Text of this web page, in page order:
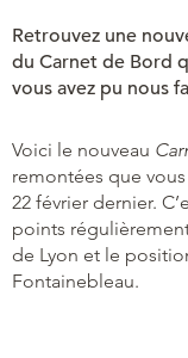
Retrouvez une
du Carnet de Bord
vous avez pu nous
Voici le nouveau
remontées que
22 février dernier.
points
de Lyon et le
Fontainebleau.